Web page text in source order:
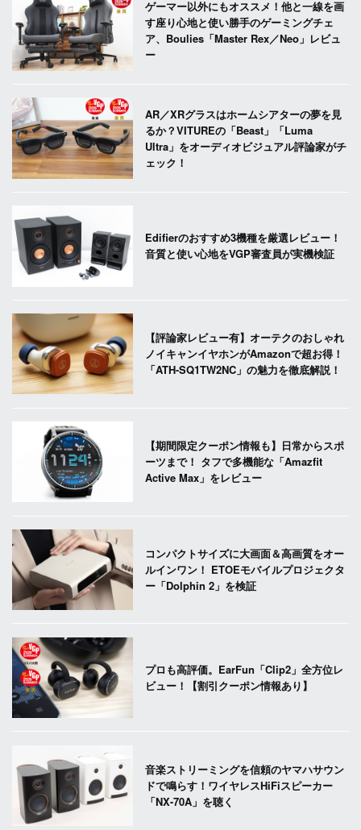
ゲーマー以外にもオススメ！他と一線を画
す座り心地と使い勝手のゲーミングチェ
ア、Boulies「Master Rex／Neo」レビュ
ー
AR／XRグラスはホームシアターの夢を見
るか？VITUREの「Beast」「Luma
Ultra」をオーディオビジュアル評論家がチ
ェック！
Edifierのおすすめ3機種を厳選レビュー！
音質と使い心地をVGP審査員が実機検証
【評論家レビュー有】オーテクのおしゃれ
ノイキャンイヤホンがAmazonで超お得！
「ATH-SQ1TW2NC」の魅力を徹底解説！
【期間限定クーポン情報も】日常からスポ
ーツまで！ タフで多機能な「Amazfit
Active Max」をレビュー
コンパクトサイズに大画面＆高画質をオー
ルインワン！ ETOEモバイルプロジェクタ
ー「Dolphin 2」を検証
プロも高評価。EarFun「Clip2」全方位レ
ビュー！【割引クーポン情報あり】
音楽ストリーミングを信頼のヤマハサウン
ドで鳴らす！ワイヤレスHiFiスピーカー
「NX-70A」を聴く